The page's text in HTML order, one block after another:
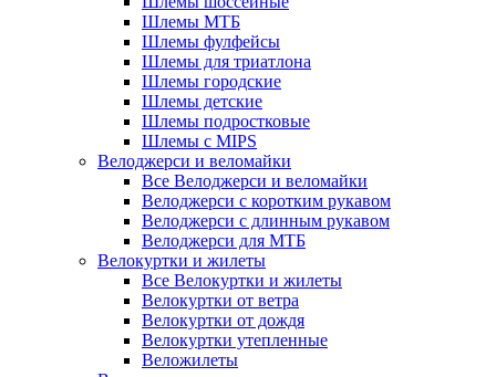
Шлемы МТБ
Шлемы фулфейсы
Шлемы для триатлона
Шлемы городские
Шлемы детские
Шлемы подростковые
Шлемы с MIPS
Велоджерси и веломайки
Все Велоджерси и веломайки
Велоджерси с коротким рукавом
Велоджерси с длинным рукавом
Велоджерси для МТБ
Велокуртки и жилеты
Все Велокуртки и жилеты
Велокуртки от ветра
Велокуртки от дождя
Велокуртки утепленные
Веложилеты